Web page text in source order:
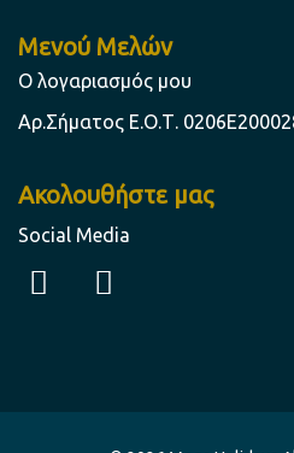
Μενού Μελών
Ο λογαριασμός μου
Aρ.Σήματος Ε.Ο.Τ.
Ακολουθήστε μας
Social Media
F
a
I
n